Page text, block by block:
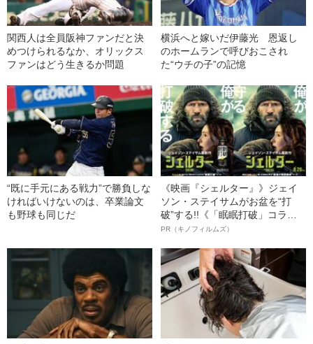
関西人は全員阪神ファンだと決
めつけられるなか、オリックス
ファンはどう生きるか問題
横浜へと嫁いだ伊藤光 恩返し
のホームランで呼びおこされ
た“ウチの子”の記憶
“既に手元にある戦力”で勝負しな
ければいけないのは、卒業論文
も野球も同じだ
《映画『シェルター』》ジェイ
ソン・ステイサムがお盆を“打
破”する!!《「眠眠打破」コラ
ボ》
PR（キノフィルムズ）